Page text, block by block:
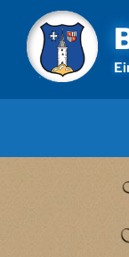
Inhalt
springen